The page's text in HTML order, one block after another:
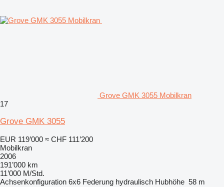
Grove GMK 3055 Mobilkran
17
Grove GMK 3055
EUR 119’000 ≈ CHF 111’200
Mobilkran
2006
191’000 km
11’000 M/Std.
Achsenkonfiguration 6x6 Federung hydraulisch Hubhöhe 58 m